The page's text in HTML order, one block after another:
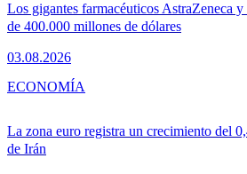
Los gigantes farmacéuticos AstraZeneca
de 400.000 millones de dólares
03.08.2026
La zona euro registra un crecimiento del
de Irán
ECONOMÍA